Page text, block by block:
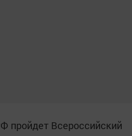
пройдет Всероссийский